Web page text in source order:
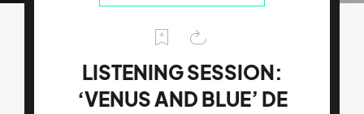
LISTENING SESSION:
‘VENUS AND BLUE’ DE